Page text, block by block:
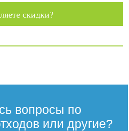
скидки?
вопросы по
или другие?